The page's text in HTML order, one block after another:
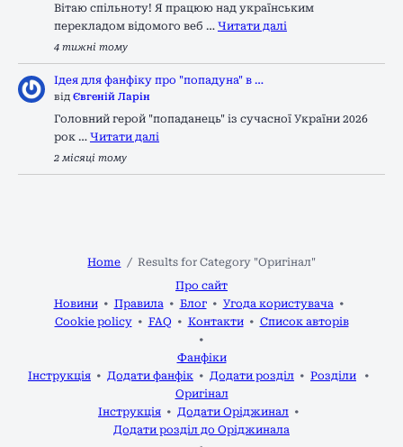
Вітаю спільноту! Я працюю над українським
перекладом відомого веб … Читати далі
4 тижні тому
Ідея для фанфіку про "попадуна" в …
від Євгеній Ларін
Головний герой "попаданець" із сучасної України 2026
рок … Читати далі
2 місяці тому
Home
Results for Category "Оригінал"
Про сайт
Новини
Правила Блог
Угода користувача
Cookie policy
FAQ Контакти Список авторів
Фанфіки
Інструкція
Додати фанфік Додати розділ
Розділи
Оригінал
Інструкція
Додати Оріджинал
Додати розділ до Оріджинала